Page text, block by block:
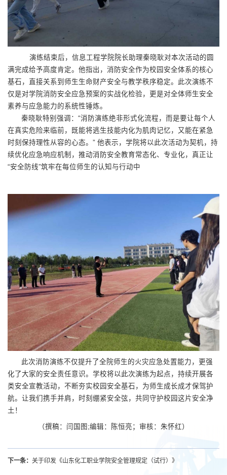
演练结束后，信息工程学院院长助理秦晓耿对本次活动的圆
满完成给予高度肯定。他指出，消防安全作为校园安全体系的核心
基石，直接关系到师生生命财产安全与教学秩序稳定。此次演练不
仅是对学院消防安全应急预案的实战化检验，更是对全体师生安全
素养与应急能力的系统性锤炼。
秦晓耿特别强调：“消防演练绝非形式化流程，而是要让每个人
在真实危险来临前，既能将逃生技能内化为肌肉记忆，又能在紧急
时刻保持理性从容的心态。” 他表示，学院将以此次活动为契机，持
续优化应急响应机制，推动消防安全教育常态化、专业化，真正让
“安全防线”筑牢在每位师生的认知与行动中
此次消防演练不仅提升了全院师生的火灾应急处置能力，更强
化了大家的安全责任意识。学校将以此次演练为起点，持续开展各
类安全宣教活动，不断夯实校园安全基石，为师生成长成才保驾护
航。让我们携手并肩，时刻绷紧安全弦，共同守护校园这片安全净
土！
（撰稿： 闫国图 ;编辑：陈恒亮；审核：朱怀红）
下一条： 关于印发《山东化工职业学院安全管理规定（试行）》